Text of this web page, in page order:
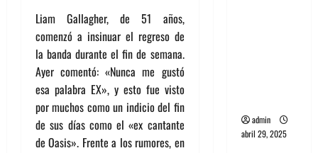
Liam Gallagher, de 51 años,
comenzó a insinuar el regreso de
la banda durante el fin de semana.
Ayer comentó: «Nunca me gustó
esa palabra EX», y esto fue visto
por muchos como un indicio del fin
de sus días como el «ex cantante
de Oasis». Frente a los rumores, en
admin
abril 29, 2025